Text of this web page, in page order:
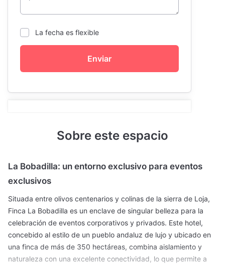
La fecha es flexible
Enviar
Sobre este espacio
La Bobadilla: un entorno exclusivo para eventos
exclusivos
Situada entre olivos centenarios y colinas de la sierra de Loja,
Finca La Bobadilla es un enclave de singular belleza para la
celebración de eventos corporativos y privados. Este hotel,
concebido al estilo de un pueblo andaluz de lujo y ubicado en
una finca de más de 350 hectáreas, combina aislamiento y
naturaleza con una excelente conectividad, lo que permite a